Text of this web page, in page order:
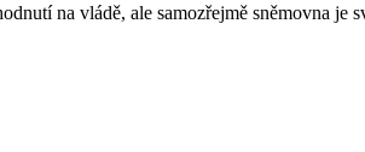
na vládě, ale samozřejmě sněmovna